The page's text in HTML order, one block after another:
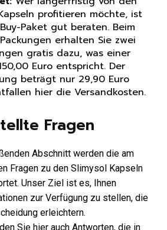
profitieren möchte, ist
Paket gut beraten. Beim
erhalten Sie zwei
gratis dazu, was einer
Euro entspricht. Der
beträgt nur 29,90 Euro
hier die Versandkosten.
Fragen
Abschnitt werden die am
Fragen zu den Slimysol Kapseln
Unser Ziel ist es, Ihnen
zur Verfügung zu stellen, die
erleichtern.
Sie hier auch Antworten, die in